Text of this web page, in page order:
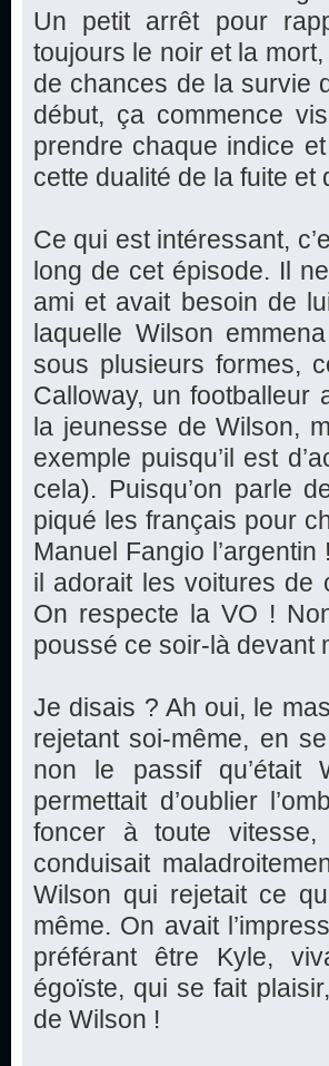
Un petit arrêt pour
toujours le noir et la
de chances de la survie
début, ça commence
prendre chaque indice
cette dualité de la fuite et
Ce qui est intéressant,
long de cet épisode. Il
ami et avait besoin de
laquelle Wilson
sous plusieurs formes,
Calloway, un footballeur
la jeunesse de Wilson,
exemple puisqu’il est
cela). Puisqu’on parle
piqué les français pour
Manuel Fangio
il adorait les voitures de
On respecte la VO !
poussé ce soir-là devant
Je disais ? Ah oui, le
rejetant soi-même, en
non le passif qu’était
permettait d’oublier
foncer à toute vitesse,
conduisait
Wilson qui rejetait ce
même. On avait
préférant être Kyle,
égoïste, qui se fait
de Wilson !